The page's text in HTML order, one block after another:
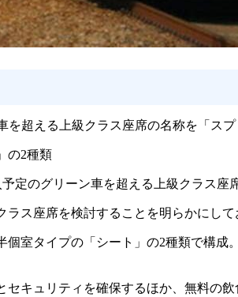
超える上級クラス座席の名称を「ス
の2種類
定のグリーン車を超える上級クラス座
ス座席を検討することを明らかにして
個室タイプの「シート」の2種類で構
キュリティを確保するほか、無料の飲